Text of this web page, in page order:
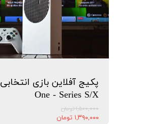
One - Series S/X
۱,۵۰۰,۰۰۰ تومان
۱,۳۹۰,۰۰۰ تومان